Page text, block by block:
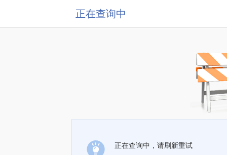
正在查询中
正在查询中，请刷新重试